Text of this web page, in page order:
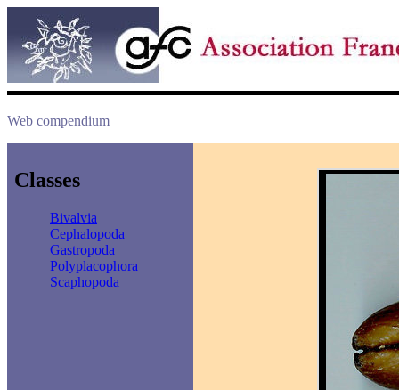
Web compendium
Classes
Bivalvia
Cephalopoda
Gastropoda
Polyplacophora
Scaphopoda